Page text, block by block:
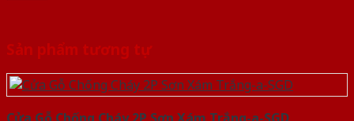
Sản phẩm tương tự